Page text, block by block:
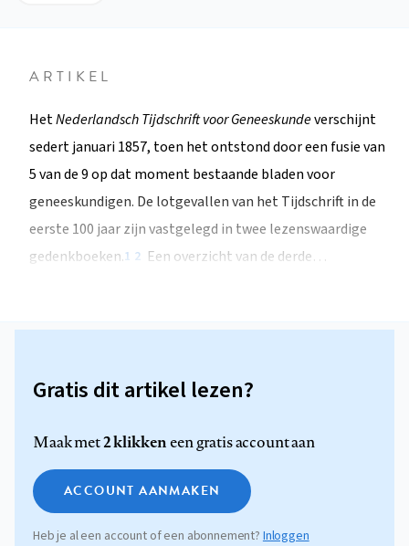
ARTIKEL
HetNederlandsch Tijdschrift voor Geneeskundeverschijnt
sedert januari 1857, toen het ontstond door een fusie van
5 van de 9 op dat moment bestaande bladen voor
geneeskundigen. De lotgevallen van het Tijdschrift in de
eerste 100 jaar zijn vastgelegd in twee lezenswaardige
gedenkboeken.1 2 Een overzicht van de derde…
Gratis dit artikel lezen?
Maak met2 klikkeneen gratis account aan
ACCOUNT AANMAKEN
Heb je al een account of een abonnement? Inloggen